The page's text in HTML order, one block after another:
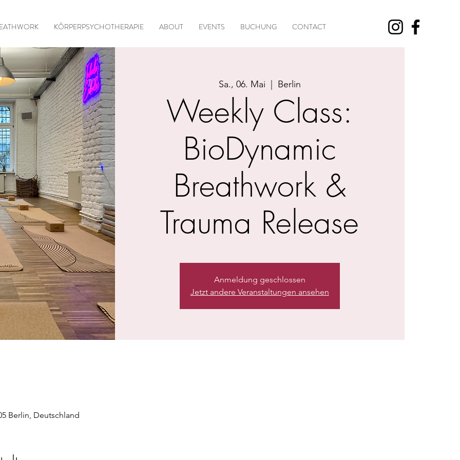
KÖRPERPSYCHOTHERAPIE ABOUT EVENTS BUCHUNG CONTACT
Sa., 06. Mai Berlin
Weekly Class:
BioDynamic
Breathwork &
Trauma Release
Anmeldung geschlossen
Jetzt andere Veranstaltungen ansehen
Berlin, Deutschland